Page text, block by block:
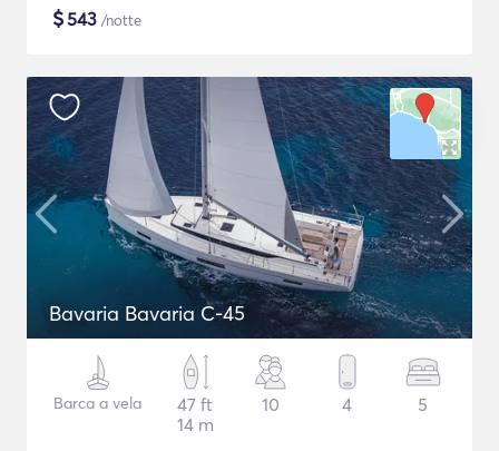
$543 /notte
Bavaria Bavaria C-45
Barca a vela
47 ft
14 m
10 4 5